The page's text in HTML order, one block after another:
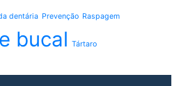
dentária Prevenção Raspagem
bucal Tártaro